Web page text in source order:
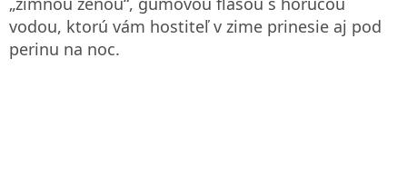
vodou, ktorú vám hostiteľ v zime prinesie aj pod
perinu na noc.